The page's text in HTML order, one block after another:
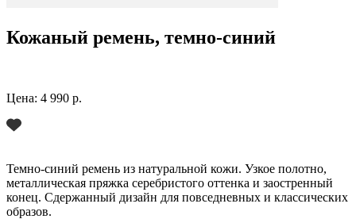
Кожаный ремень, темно-синий
Цена: 4 990 р.
Темно-синий ремень из натуральной кожи. Узкое полотно,
металлическая пряжка серебристого оттенка и заостренный
конец. Сдержанный дизайн для повседневных и классических
образов.